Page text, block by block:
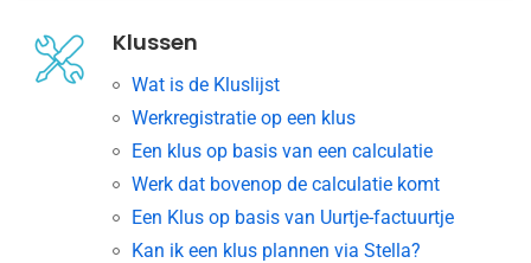
Klussen
Wat is de Kluslijst
Werkregistratie op een klus
Een klus op basis van een calculatie
Werk dat bovenop de calculatie komt
Een Klus op basis van Uurtje-factuurtje
Kan ik een klus plannen via Stella?